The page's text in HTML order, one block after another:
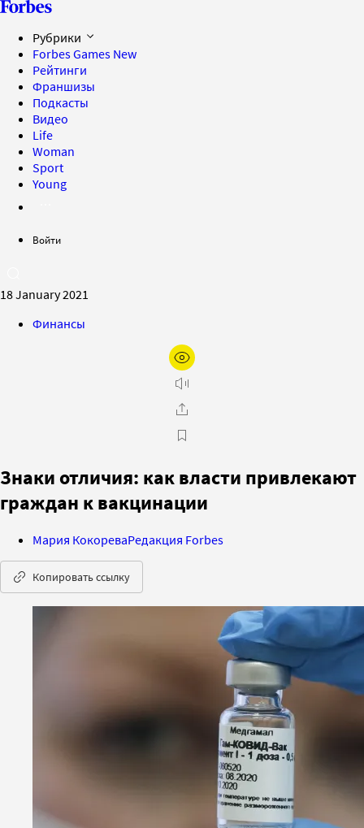
Рубрики
Forbes Games New
Рейтинги
Франшизы
Подкасты
Видео
Life
Woman
Sport
Young
Войти
18 January 2021
Финансы
Знаки отличия: как власти привлекают
граждан к вакцинации
Мария КокореваРедакция Forbes
Копировать ссылку